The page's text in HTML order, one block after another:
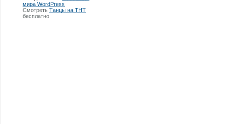
мира WordPress
Смотреть Танцы на ТНТ
бесплатно